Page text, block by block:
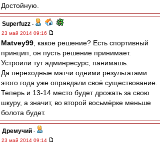
Достойную.
Superfuzz -
23 май 2014 09:16
Matvey99 , какое решение? Есть спортивный
принцип, он пусть решение принимает.
Устроили тут админресурс, панимашь.
Да переходные матчи одними результатами
этого года уже оправдали своё существование.
Теперь и 13-14 место будет дрожать за свою
шкуру, а значит, во второй восьмёрке меньше
болота будет.
Дремучий -
23 май 2014 09:14